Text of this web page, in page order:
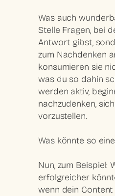
Was auch
Stelle Fragen, bei
Antwort gibst,
zum Nachdenken
konsumieren sie
was du so dahin
werden aktiv,
nachzudenken,
vorzustellen.
Was könnte so
Nun, zum Beispiel:
erfolgreicher
wenn dein